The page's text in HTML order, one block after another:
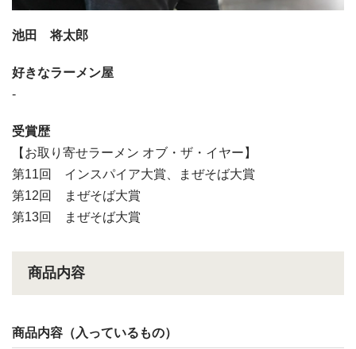
池田 将太郎
好きなラーメン屋
-
受賞歴
【お取り寄せラーメン オブ・ザ・イヤー】
第11回 インスパイア大賞、まぜそば大賞
第12回 まぜそば大賞
第13回 まぜそば大賞
商品内容
商品内容（入っているもの）